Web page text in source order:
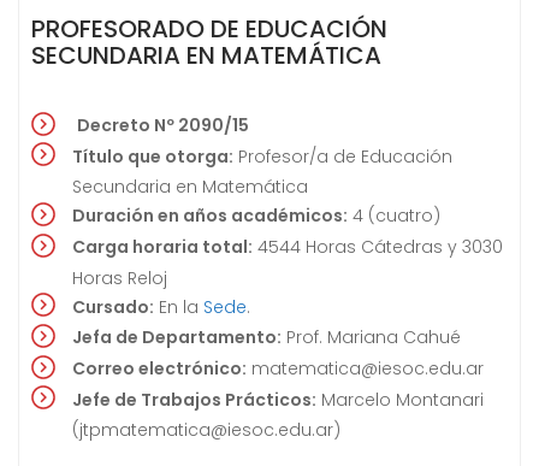
PROFESORADO DE EDUCACIÓN
SECUNDARIA EN MATEMÁTICA
Decreto Nº 2090/15
Título que otorga: Profesor/a de Educación
Secundaria en Matemática
Duración en años académicos: 4 (cuatro)
Carga horaria total: 4544 Horas Cátedras y 3030
Horas Reloj
Cursado: En la Sede.
Jefa de Departamento: Prof. Mariana Cahué
Correo electrónico: matematica@iesoc.edu.ar
Jefe de Trabajos Prácticos: Marcelo Montanari
(jtpmatematica@iesoc.edu.ar)